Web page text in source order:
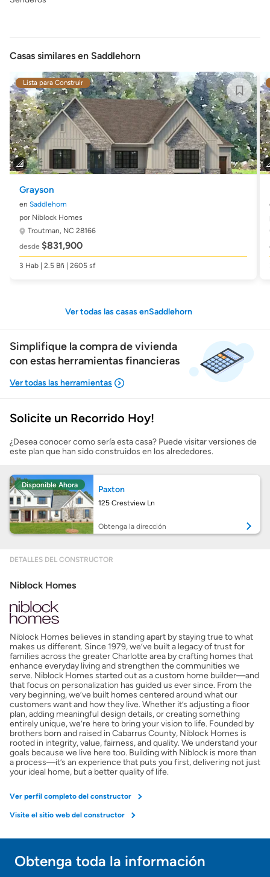
Casas similares en Saddlehorn
Lista para Construir
Grayson
en Saddlehorn
por Niblock Homes
Troutman, NC 28166
desde $831,900
3 Hab | 2.5 Bñ | 2605 sf
Ver todas las casas enSaddlehorn
Simplifique la compra de vivienda
con estas herramientas financieras
Mostrarme lo que puedo pagar
Costos casa nueva vs. usada
Obtener mi puntaje de crédito
Calcular mi hipoteca
Obtener Aprobación Previa
Preparar mi casa para la venta
Seguro de propietarios
Obtener ofertas por mi casa
Solicite un Recorrido Hoy!
¿Desea conocer como sería esta casa? Puede visitar versiones de
este plan que han sido construidos en los alrededores.
Disponible Ahora Paxton
125 Crestview Ln
Obtenga la dirección
DETALLES DEL CONSTRUCTOR
Niblock Homes
Niblock Homes believes in standing apart by staying true to what
makes us different. Since 1979, we’ve built a legacy of trust for
families across the greater Charlotte area by crafting homes that
enhance everyday living and strengthen the communities we
serve. Niblock Homes started out as a custom home builder—and
that focus on personalization has guided us ever since. From the
very beginning, we’ve built homes centered around what our
customers want and how they live. Whether it’s adjusting a floor
plan, adding meaningful design details, or creating something
entirely unique, we’re here to bring your vision to life. Founded by
brothers born and raised in Cabarrus County, Niblock Homes is
rooted in integrity, value, fairness, and quality. We understand your
goals because we live here too. Building with Niblock is more than
a process—it’s an experience that puts you first, delivering not just
your ideal home, but a better quality of life.
Ver perfil completo del constructor
Visite el sitio web del constructor
Obtenga toda la información